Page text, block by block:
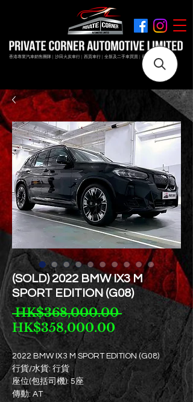
香港專業汽車銷售團隊 | 沙田火炭車行 | 西貢車行 | 全新及二手車買賣 | 最短時間極速成交
(SOLD) 2022 BMW IX3 M
SPORT EDITION (G08)
HK$368,000.00 一
般
價
格
HK$358,000.00促
銷
價
格
2022 BMW IX3 M SPORT EDITION (G08)
行貨/水貨: 行貨
座位(包括司機): 5座
傳動: AT